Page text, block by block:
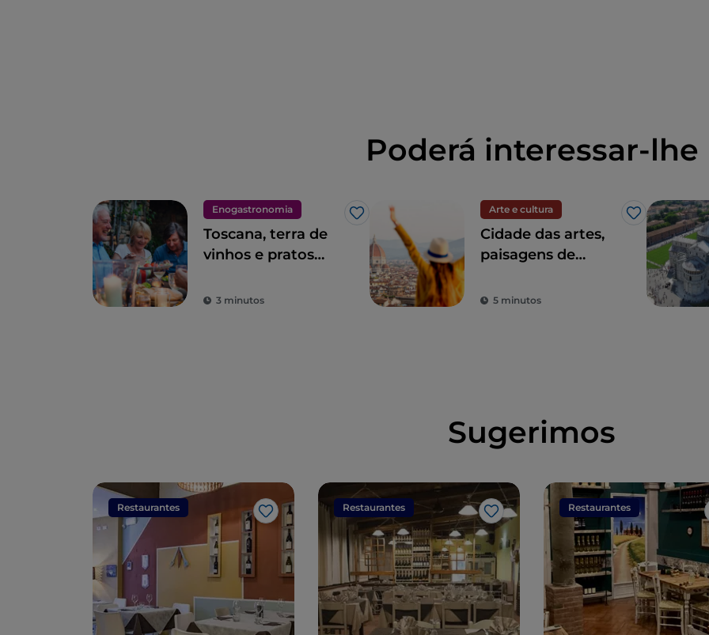
Poderá interessar-lhe
Enogastronomia
Gosto
Toscana, terra de
vinhos e pratos
3 minutos
Arte e cultura
Gosto
Cidade das artes,
paisagens de
comida: a Toscana
5 minutos
Sugerimos
Restaurantes
Gosto
Restaurantes
Gosto
Restaurantes